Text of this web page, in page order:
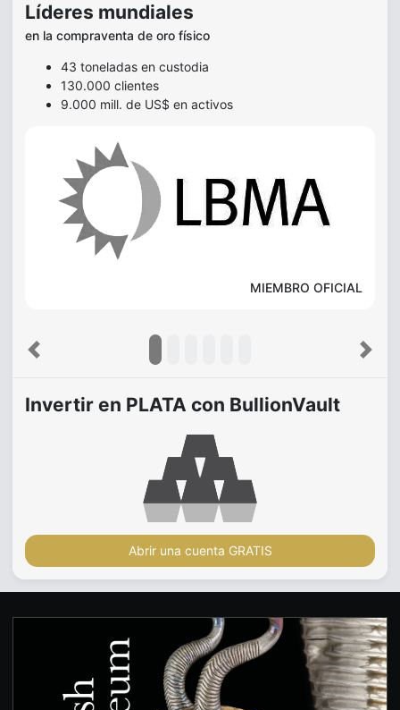
Líderes mundiales
en la compraventa de oro físico
43 toneladas en custodia
130.000 clientes
9.000 mill. de US$ en activos
MIEMBRO OFICIAL
Previous Next
Invertir en PLATA con BullionVault
Abrir una cuenta GRATIS